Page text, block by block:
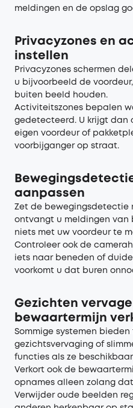
meldingen en de opslag
Privacyzones en
instellen
Privacyzones schermen
u bijvoorbeeld de
buiten beeld houden.
Activiteitszones bepalen
gedetecteerd. U krijgt dan
eigen voordeur of
voorbijganger op straat.
aanpassen
Zet de bewegingsdetectie
ontvangt u meldingen van
niets met uw voordeur te
Controleer ook de
iets naar beneden of
voorkomt u dat buren
Gezichten
bewaartermijn
Sommige systemen
gezichtsvervaging of
functies als ze beschikbaar
Verkort ook de
opnames alleen zolang
Verwijder oude beelden